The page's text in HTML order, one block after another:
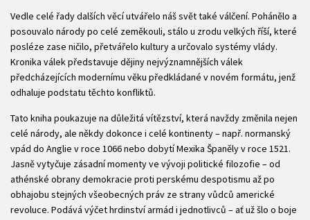
Vedle celé řady dalších věcí utvářelo náš svět také válčení. Pohánělo a
posouvalo národy po celé zeměkouli, stálo u zrodu velkých říší, které
posléze zase ničilo, přetvářelo kultury a určovalo systémy vlády.
Kronika válek představuje dějiny nejvýznamnějších válek
předcházejících modernímu věku předkládané v novém formátu, jenž
odhaluje podstatu těchto konfliktů.
Tato kniha poukazuje na důležitá vítězství, která navždy změnila nejen
celé národy, ale někdy dokonce i celé kontinenty – např. normanský
vpád do Anglie v roce 1066 nebo dobytí Mexika Španěly v roce 1521.
Jasně vytyčuje zásadní momenty ve vývoji politické filozofie – od
athénské obrany demokracie proti perskému despotismu až po
obhajobu stejných všeobecných práv ze strany vůdců americké
revoluce. Podává výčet hrdinství armád i jednotlivců – ať už šlo o boje